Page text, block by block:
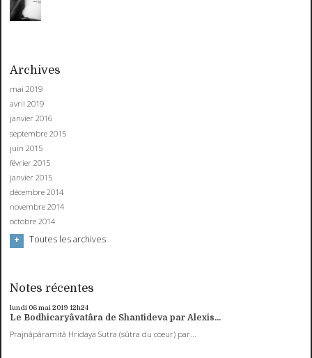
Archives
mai 2019
avril 2019
janvier 2016
septembre 2015
juin 2015
février 2015
janvier 2015
décembre 2014
novembre 2014
octobre 2014
Toutes les archives
Notes récentes
lundi 06mai 2019 12h24
Le Bodhicaryâvatâra de Shantideva par Alexis...
Prajnâpâramitâ Hridaya Sutra (sûtra du coeur) par...